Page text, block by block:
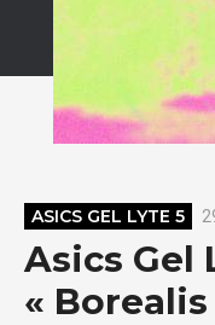
ASICS GEL LYTE 5
Asics Gel
« Borealis